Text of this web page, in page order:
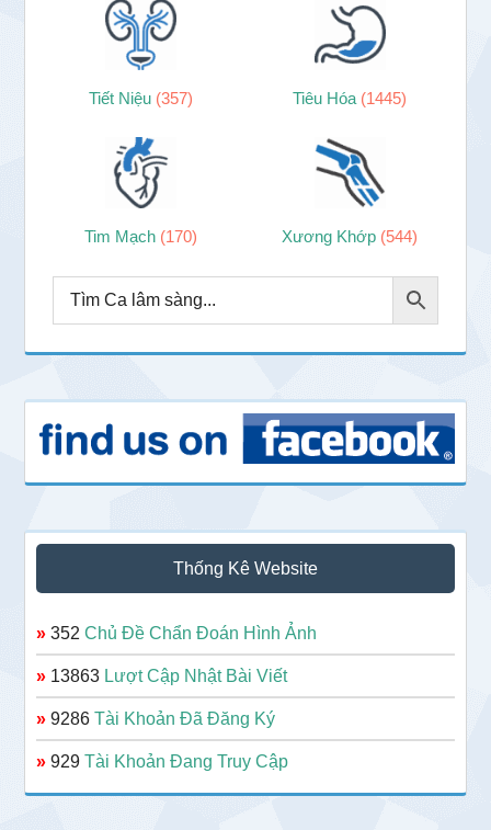
Tiết Niệu (357) Tiêu Hóa (1445)
Tim Mạch (170) Xương Khớp (544)
Thống Kê Website
» 352Chủ Đề Chẩn Đoán Hình Ảnh
» 13863 Lượt Cập Nhật Bài Viết
» 9286Tài Khoản Đã Đăng Ký
» 929Tài Khoản Đang Truy Cập